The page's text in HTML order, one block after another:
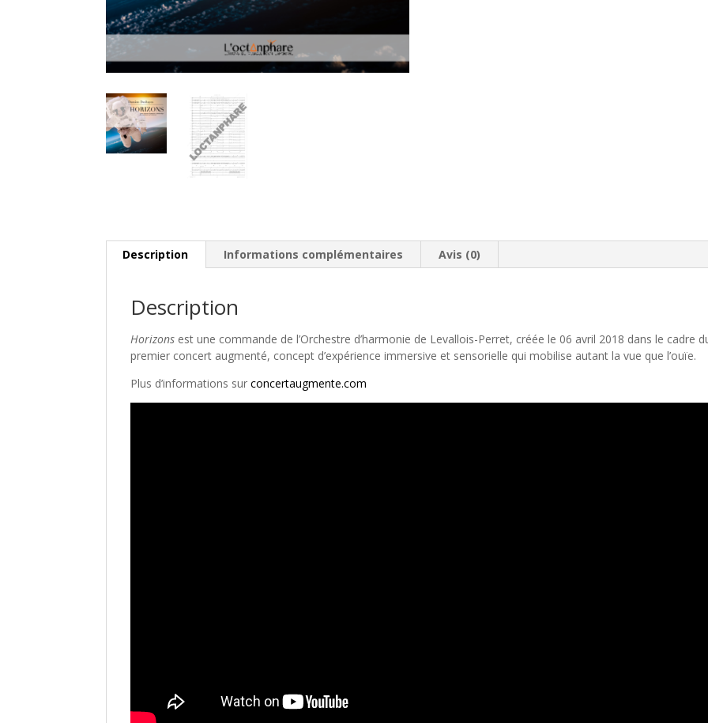
Description Informations complémentaires Avis (0)
Description
Horizons est une commande de l’Orchestre d’harmonie de Levallois-Perret, créée le 06 avril 2018 dans le cadre
premier concert augmenté, concept d’expérience immersive et sensorielle qui mobilise autant la vue que l’ouïe.
Plus d’informations surconcertaugmente.com